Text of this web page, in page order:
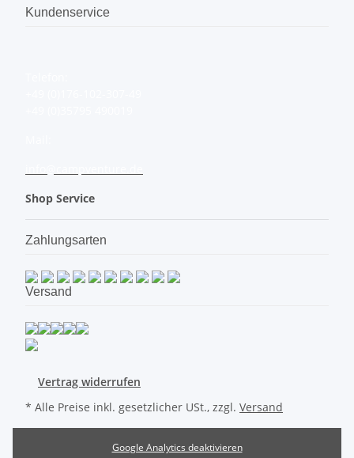
Kundenservice
Shop Service
Zahlungsarten
Versand
Vertrag widerrufen
* Alle Preise inkl. gesetzlicher USt., zzgl. Versand
Google Analytics deaktivieren